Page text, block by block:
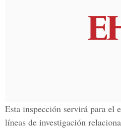
Esta inspección servirá para el
líneas de investigación